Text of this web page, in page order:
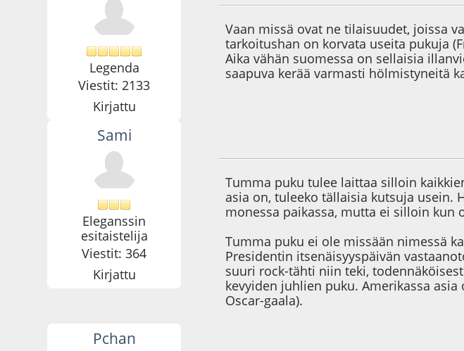
Legenda
Viestit: 2133
Kirjattu
Vaan missä ovat ne tilaisuudet, joissa
tarkoitushan on korvata useita pukuja
Aika vähän suomessa on sellaisia
saapuva kerää varmasti hölmistyneitä
Sami
Eleganssin
esitaistelija
Viestit: 364
Kirjattu
Tumma puku tulee laittaa silloin
asia on, tuleeko tällaisia kutsuja usein.
monessa paikassa, mutta ei silloin kun
Tumma puku ei ole missään nimessä
Presidentin itsenäisyyspäivän
suuri rock-tähti niin teki,
kevyiden juhlien puku. Amerikassa
Oscar-gaala).
Pchan